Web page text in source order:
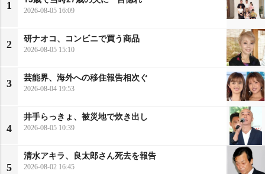
1 2026-08-05 16:09
2
研ナオコ、コンビニで買う商品
2026-08-05 15:10
3
芸能界、海外への移住報告相次ぐ
2026-08-04 19:53
4
井手らっきょ、被災地で炊き出し
2026-08-05 10:39
5
清水アキラ、良太郎さん死去を報告
2026-08-02 16:45